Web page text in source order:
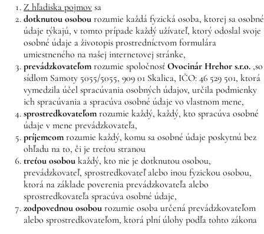
Z hľadiska pojmov sa
dotknutou osobou rozumie každá fyzická osoba, ktorej sa osobné
údaje týkajú, v tomto prípade každý užívateľ, ktorý odoslal svoje
osobné údaje a životopis prostredníctvom formulára
umiestneného na našej internetovej stránke,
prevádzkovateľom rozumie spoločnosť Ovocinár Hrehor s.r.o. ,so
sídlom Samoty 5055/5055, 909 01 Skalica, IČO: 46 529 501, ktorá
vymedzila účel spracúvania osobných údajov, určila podmienky
ich spracúvania a spracúva osobné údaje vo vlastnom mene,
sprostredkovateľom rozumie každý, každý, kto spracúva osobné
údaje v mene prevádzkovateľa,
príjemcom rozumie každý, komu sa osobné údaje poskytnú bez
ohľadu na to, či je treťou stranou
treťou osobou každý, kto nie je dotknutou osobou,
prevádzkovateľ, sprostredkovateľ alebo inou fyzickou osobou,
ktorá na základe poverenia prevádzkovateľa alebo
sprostredkovateľa spracúva osobné údaje,
zodpovednou osobou rozumie osoba určená prevádzkovateľom
alebo sprostredkovateľom, ktorá plní úlohy podľa tohto zákona